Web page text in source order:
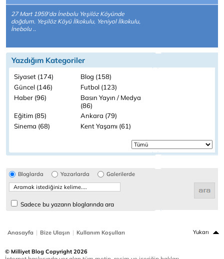
27 Mart 1959'da İnebolu Yeşilöz Köyünde
doğdum. Yeşilöz Köyü İlkokulu, Yeniyol İlkokulu,
İnebolu ..
Yazdığım Kategoriler
Siyaset (174)
Blog (158)
Güncel (146)
Futbol (123)
Haber (96)
Basın Yayın / Medya
(86)
Eğitim (85)
Ankara (79)
Sinema (68)
Kent Yaşamı (61)
Bloglarda Yazarlarda Galerilerde
Sadece bu yazarın bloglarında ara
Anasayfa | Bize Ulaşın | Kullanım Koşulları Yukarı
© Milliyet Blog Copyright 2026